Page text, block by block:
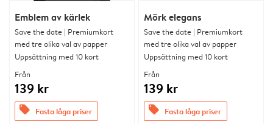
Emblem av kärlek
Save the date | Premiumkort
med tre olika val av papper
Uppsättning med 10 kort
Från
139 kr
offers Fasta låga priser
Mörk elegans
Save the date | Premiumkort
med tre olika val av papper
Uppsättning med 10 kort
Från
139 kr
offers Fasta låga priser